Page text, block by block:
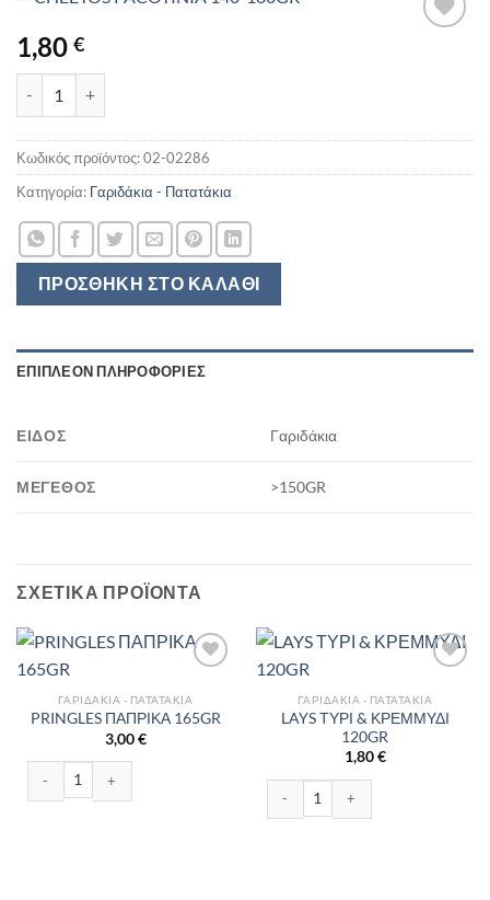
1,80 €
ΠΡΟΣΘΉΚΗ ΣΤΟ ΚΑΛΆΘΙ
Κωδικός προϊόντος:02-02286
Κατηγορία: Γαριδάκια - Πατατάκια
ΕΠΙΠΛΈΟΝ ΠΛΗΡΟΦΟΡΊΕΣ
ΕΊΔΟΣ Γαριδάκια
ΜΈΓΕΘΟΣ >150GR
ΣΧΕΤΙΚΆ ΠΡΟΪΌΝΤΑ
ΓΑΡΙΔΆΚΙΑ - ΠΑΤΑΤΆΚΙΑ
PRINGLES ΠΑΠΡΙΚΑ 165GR
3,00€
PRINGLES ΠΑΠΡΙΚΑ 165GR ποσότητα
ΓΑΡΙΔΆΚΙΑ - ΠΑΤΑΤΆΚΙΑ
LAYS ΤΥΡΙ & ΚΡΕΜΜΥΔΙ
120GR
1,80€